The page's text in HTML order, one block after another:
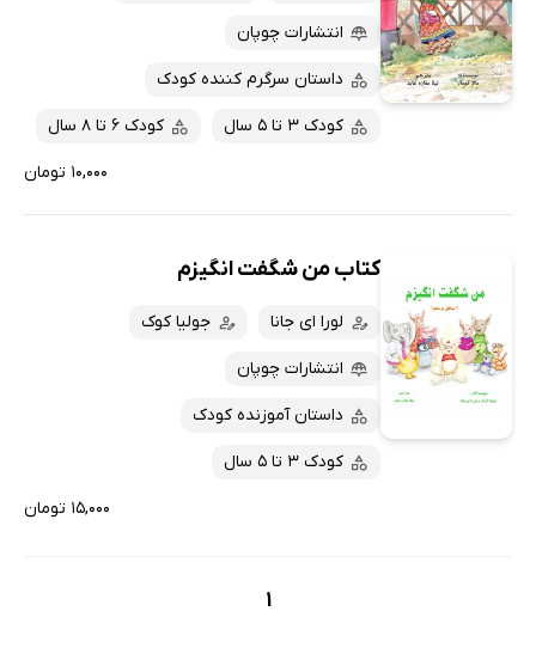
انتشارات چوپان
داستان سرگرم کننده کودک
کودک 3 تا 5 سال کودک 6 تا 8 سال
۱۰,۰۰۰ تومان
کتاب من شگفت انگیزم
لورا ای جانا جولیا کوک
انتشارات چوپان
داستان آموزنده کودک
کودک 3 تا 5 سال
۱۵,۰۰۰ تومان
1